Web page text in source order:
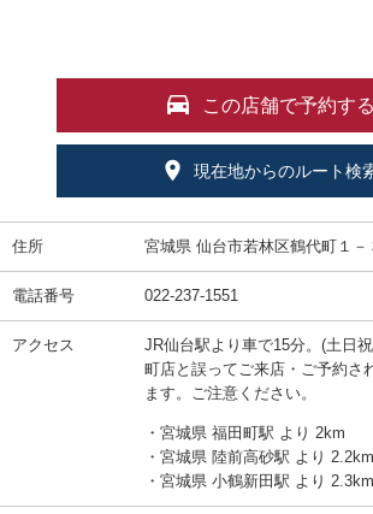
この店舗で予約する
現在地からのルート検
住所 宮城県 仙台市若林区鶴代町１－
電話番号 022-237-1551
アクセス
JR仙台駅より車で15分。(土日
町店と誤ってご来店・ご予約さ
ます。ご注意ください。
・宮城県 福田町駅 より 2km
・宮城県 陸前高砂駅 より 2.2km
・宮城県 小鶴新田駅 より 2.3km